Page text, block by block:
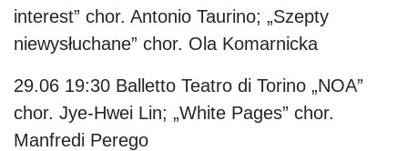
interest” chor. Antonio Taurino; „Szepty
niewysłuchane” chor. Ola Komarnicka
29.06 19:30 Balletto Teatro di Torino „NOA”
chor. Jye-Hwei Lin; „White Pages” chor.
Manfredi Perego